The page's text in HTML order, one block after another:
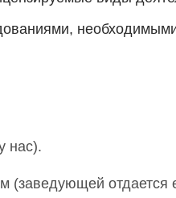
нас).
(заведующей отдается